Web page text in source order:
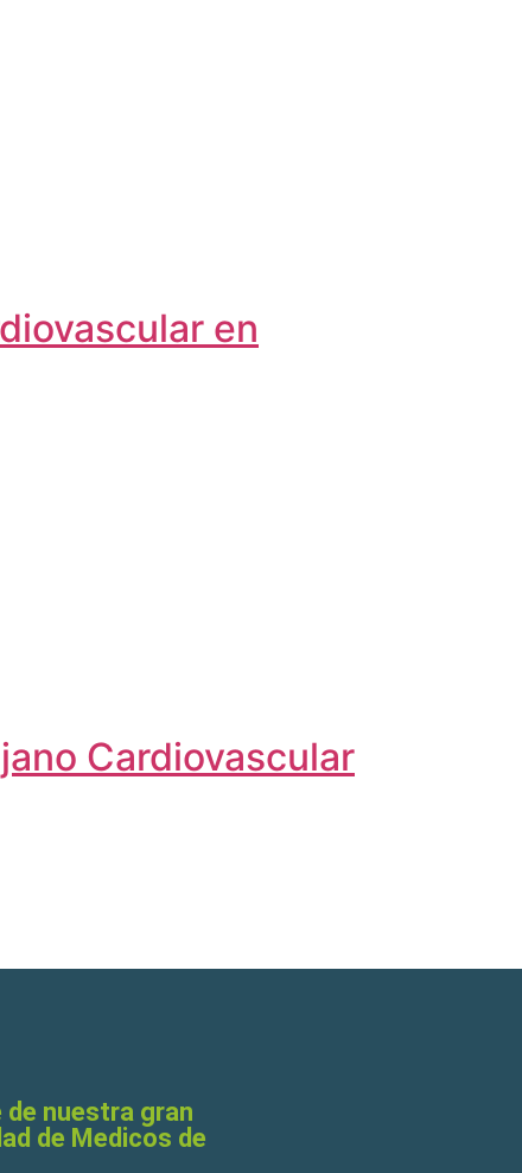
en
Cardiovascular
de nuestra gran
de Medicos de